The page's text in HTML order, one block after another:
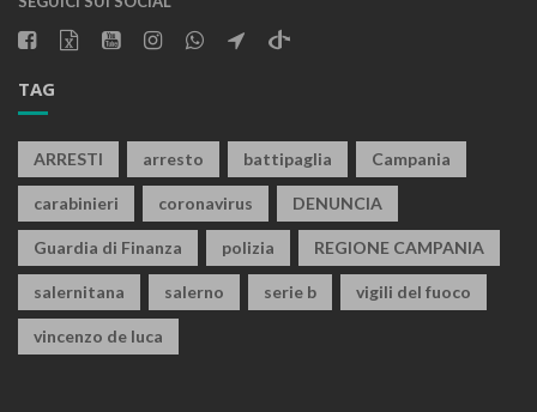
TAG
ARRESTI arresto battipaglia Campania
carabinieri coronavirus DENUNCIA
Guardia di Finanza polizia REGIONE CAMPANIA
salernitana salerno serie b vigili del fuoco
vincenzo de luca